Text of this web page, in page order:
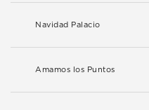
Navidad Palacio
Amamos los Puntos